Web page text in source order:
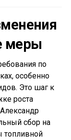
меры
по
особенно
Это шаг к
роста
сбор на
топливной